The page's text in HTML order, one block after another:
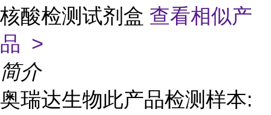
核酸检测试剂盒 查看相似产
品 >
简介
奥瑞达生物此产品检测样本: